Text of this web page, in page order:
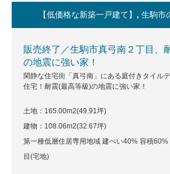
【低価格な新築一戸建て】 , 生駒市
販売終了／生駒市真弓南２丁目、
の地震に強い家！
閑静な住宅街「真弓南」にある庭付きタイル
住宅！耐震(最高等級)の地震に強い家！
土地：165.00m2(49.91坪)
建物：108.06m2(32.67坪)
第一種低層住居専用地域 建ぺい40% 容積
目(宅地)